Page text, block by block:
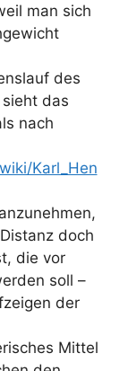
man sich
des
das
nach
Karl_Hen
doch
die vor
soll –
der
Mittel